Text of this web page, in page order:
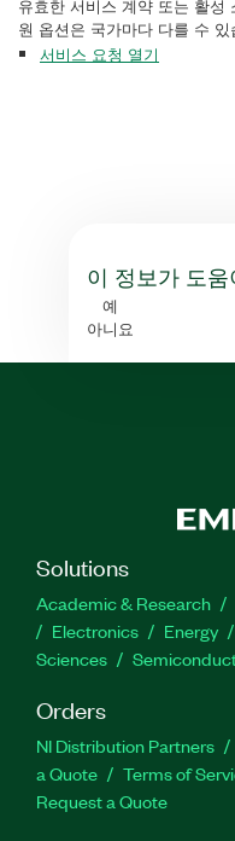
유효한 서비스 계약 또는 활성
원 옵션은 국가마다 다를 수 있
서비스 요청 열기
이 정보가 도
예
아니요
Solutions
Academic & Research
Electronics
Energy
Sciences
Orders
NI Distribution Partners
a Quote
Terms of
Request a Quote